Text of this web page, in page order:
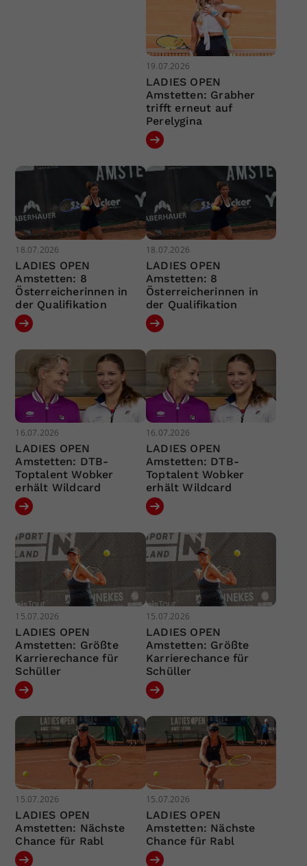
19.07.2026
LADIES OPEN
Amstetten: Grabher
trifft erneut auf
Perelygina
18.07.2026
LADIES OPEN
Amstetten: 8
Österreicherinnen in
der Qualifikation
18.07.2026
LADIES OPEN
Amstetten: 8
Österreicherinnen in
der Qualifikation
16.07.2026
LADIES OPEN
Amstetten: DTB-
Toptalent Wobker
erhält Wildcard
16.07.2026
LADIES OPEN
Amstetten: DTB-
Toptalent Wobker
erhält Wildcard
15.07.2026
LADIES OPEN
Amstetten: Größte
Karrierechance für
Schüller
15.07.2026
LADIES OPEN
Amstetten: Größte
Karrierechance für
Schüller
15.07.2026
LADIES OPEN
Amstetten: Nächste
Chance für Rabl
15.07.2026
LADIES OPEN
Amstetten: Nächste
Chance für Rabl